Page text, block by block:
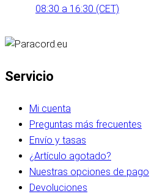
08:30 a 16:30 (CET)
Servicio
Mi cuenta
Preguntas más frecuentes
Envío y tasas
¿Artículo agotado?
Nuestras opciones de pago
Devoluciones